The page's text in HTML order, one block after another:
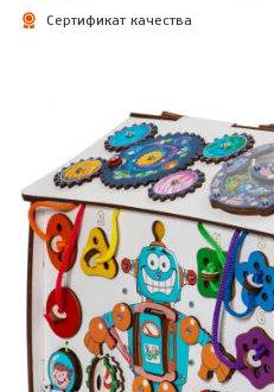
Сертификат качества